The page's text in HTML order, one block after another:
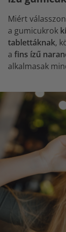
Miért
a gumicukrok
tablettáknak,
a fins ízű
alkalmasak